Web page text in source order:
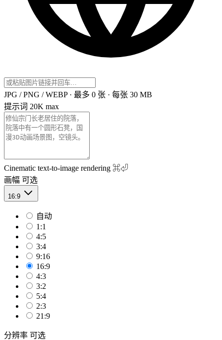
JPG / PNG / WEBP · 最多 0 张 · 每张 30 MB
提示词 20K max
Cinematic text-to-image rendering ⌘⏎
画幅 可选
16:9
自动
1:1
4:5
3:4
9:16
16:9
4:3
3:2
5:4
2:3
21:9
分辨率 可选